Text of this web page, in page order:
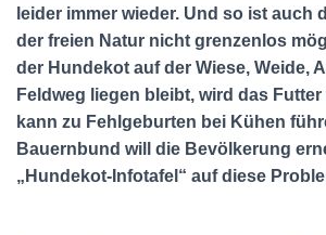
leider immer wieder. Und so ist auch
der freien Natur nicht grenzenlos
der Hundekot auf der Wiese, Weide,
Feldweg liegen bleibt, wird das
kann zu Fehlgeburten bei Kühen
Bauernbund will die Bevölkerung
„Hundekot-Infotafel“ auf diese